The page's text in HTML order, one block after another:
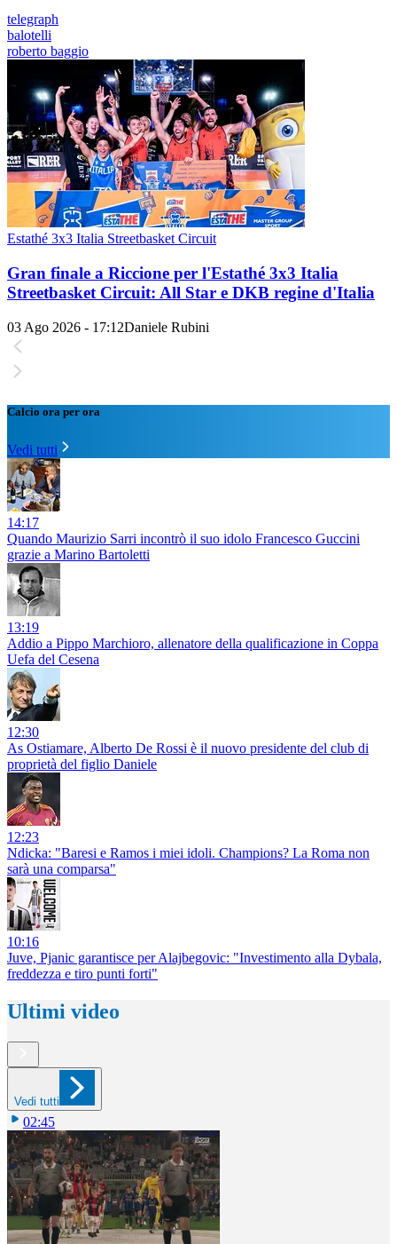
telegraph
balotelli
roberto baggio
Estathé 3x3 Italia Streetbasket Circuit
Gran finale a Riccione per l'Estathé 3x3 Italia
Streetbasket Circuit: All Star e DKB regine d'Italia
03 Ago 2026 - 17:12Daniele Rubini
Calcio ora per ora
Vedi tutti
14:17
Quando Maurizio Sarri incontrò il suo idolo Francesco Guccini
grazie a Marino Bartoletti
13:19
Addio a Pippo Marchioro, allenatore della qualificazione in Coppa
Uefa del Cesena
12:30
As Ostiamare, Alberto De Rossi è il nuovo presidente del club di
proprietà del figlio Daniele
12:23
Ndicka: "Baresi e Ramos i miei idoli. Champions? La Roma non
sarà una comparsa"
10:16
Juve, Pjanic garantisce per Alajbegovic: "Investimento alla Dybala,
freddezza e tiro punti forti"
Ultimi video
Vedi tutti
02:45